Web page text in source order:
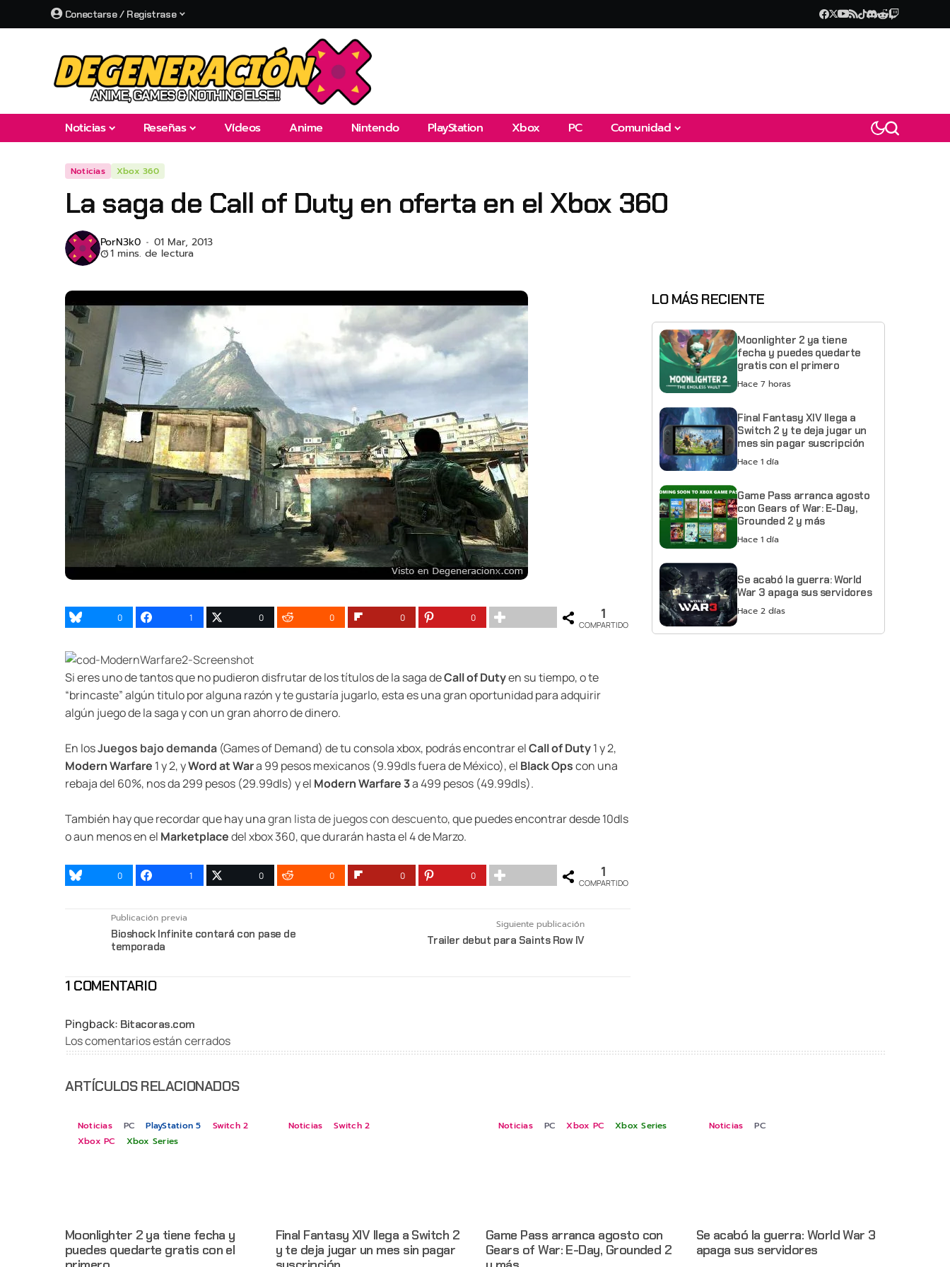
Conectarse / Registrase
Noticias Reseñas Vídeos Anime Nintendo PlayStation Xbox PC Comunidad
Noticias Xbox 360
La saga de Call of Duty en oferta en el Xbox 360
PorN3k0 01 Mar, 2013
1 mins. de lectura
0 1 0 0 0 0 1
COMPARTIDO
Si eres uno de tantos que no pudieron disfrutar de los títulos de la saga deCall of Dutyen su tiempo, o te
“brincaste” algún titulo por alguna razón y te gustaría jugarlo, esta es una gran oportunidad para adquirir
algún juego de la saga y con un gran ahorro de dinero.
En losJuegos bajo demanda (Games of Demand) de tu consola xbox, podrás encontrar elCall of Duty1 y 2,
Modern Warfare 1 y 2, yWord at Wara 99 pesos mexicanos (9.99dls fuera de México), el Black Opscon una
rebaja del 60%, nos da 299 pesos (29.99dls) y el Modern Warfare 3a 499 pesos (49.99dls).
También hay que recordar que hay unagran lista de juegos con descuento, que puedes encontrar desde 10dls
o aun menos en el Marketplacedel xbox 360, que durarán hasta el 4 de Marzo.
0 1 0 0 0 0 1
COMPARTIDO
Publicación previa
Bioshock Infinite contará con pase de
temporada
Siguiente publicación
Trailer debut para Saints Row IV
1 COMENTARIO
Pingback: Bitacoras.com
Los comentarios están cerrados
LO MÁS RECIENTE
Moonlighter 2 ya tiene
fecha y puedes quedarte
gratis con el primero
Hace 7 horas
Final Fantasy XIV llega a
Switch 2 y te deja jugar un
mes sin pagar suscripción
Hace 1 día
Game Pass arranca agosto
con Gears of War: E-Day,
Grounded 2 y más
Hace 1 día
Se acabó la guerra: World
War 3 apaga sus servidores
Hace 2 días
ARTÍCULOS RELACIONADOS
Noticias PC PlayStation 5
Switch 2
Xbox PC
Xbox Series
Moonlighter 2 ya tiene fecha y
puedes quedarte gratis con el
Noticias Switch 2
Final Fantasy XIV llega a Switch 2
y te deja jugar un mes sin pagar
Noticias PC Xbox PC Xbox Series
Game Pass arranca agosto con
Gears of War: E-Day, Grounded 2
Noticias PC
Se acabó la guerra: World War 3
apaga sus servidores